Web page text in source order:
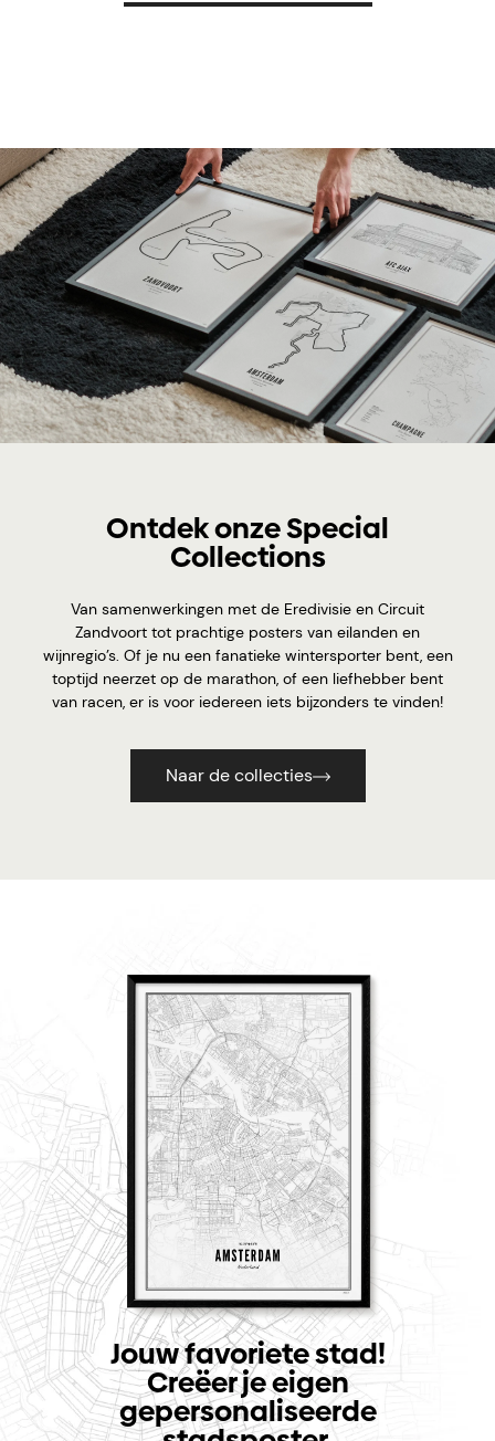
Ontdek onze Special
Collections
Van samenwerkingen met de Eredivisie en Circuit
Zandvoort tot prachtige posters van eilanden en
wijnregio’s. Of je nu een fanatieke wintersporter bent, een
toptijd neerzet op de marathon, of een liefhebber bent
van racen, er is voor iedereen iets bijzonders te vinden!
Naar de collecties
Jouw favoriete stad!
Creëer je eigen
gepersonaliseerde